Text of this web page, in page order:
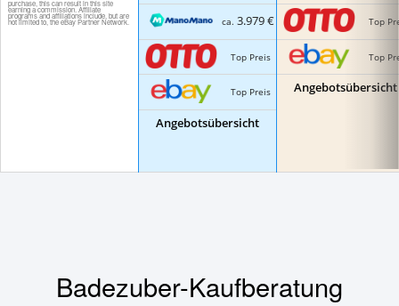
ca. 3.979 €
Top Preis
Top Preis
Angebotsübersicht
Top
Top
Angebotsübersicht
Badezuber-Kaufberatung